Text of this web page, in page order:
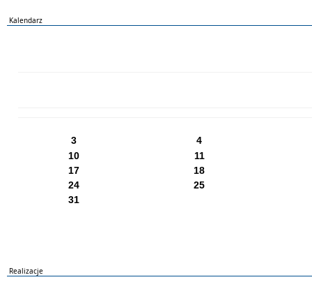
Kalendarz
3
4
10
11
17
18
24
25
31
Realizacje